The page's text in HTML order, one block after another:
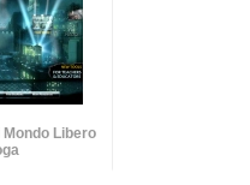
Libero